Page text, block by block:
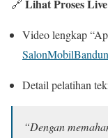
🔗 Lihat Proses
Video lengkap
Detail pelatihan
“Dengan